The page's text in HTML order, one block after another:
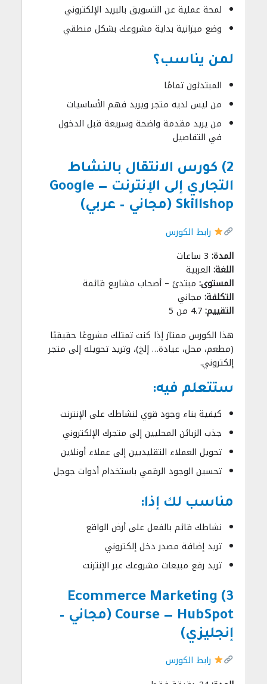
لمحة عملية عن التسويق بالبريد الإلكتروني
وضع ميزانية بداية مشروعك بشكل منطقي
لمن يناسب؟
المبتدئون تمامًا
من ليس لديه متجر ويريد فهم الأساسيات
من يريد مقدمة واضحة وسريعة قبل الدخول
في التفاصيل
2) كورس الانتقال بالنشاط
التجاري إلى الإنترنت — Google
Skillshop (مجاني – عربي)
رابط الكورس
المدة:
اللغة: العربية
المستوى: مبتدئ – أصحاب مشاريع قائمة
التكلفة: مجاني
التقييم:4.7 من 5
هذا الكورس ممتاز إذا كنت تمتلك مشروعًا حقيقيًا
(مطعم، محل، عيادة… إلخ)، وتريد تحويله إلى متجر
إلكتروني.
ستتعلم فيه:
كيفية بناء وجود قوي لنشاطك على الإنترنت
جذب الزبائن المحليين إلى متجرك الإلكتروني
تحويل العملاء التقليديين إلى عملاء أونلاين
تحسين الوجود الرقمي باستخدام أدوات جوجل
مناسب لك إذا:
نشاطك قائم بالفعل على أرض الواقع
تريد إضافة مصدر دخل إلكتروني
تريد رفع مبيعات مشروعك عبر الإنترنت
3) Ecommerce Marketing
Course — HubSpot (مجاني –
إنجليزي)
رابط الكورس